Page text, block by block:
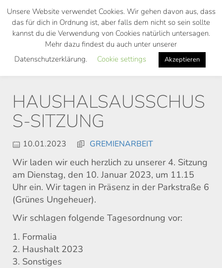
Skip
main
HAUSHALSAUSSCHUS
S-SITZUNG
10.01.2023 GREMIENARBEIT
Wir laden wir euch herzlich zu unserer 4. Sitzung
am Dienstag, den 10. Januar 2023, um 11.15
Uhr ein. Wir tagen in Präsenz in der Parkstraße 6
(Grünes Ungeheuer).
Wir schlagen folgende Tagesordnung vor:
1. Formalia
2. Haushalt 2023
3. Sonstiges
Unsere Website verwendet Cookies. Wir gehen davon aus, dass
das für dich in Ordnung ist, aber falls dem nicht so sein sollte
kannst du die Verwendung von Cookies natürlich untersagen.
Mehr dazu findest du auch unter unserer
Datenschutzerklärung.
Cookie settings Akzeptieren